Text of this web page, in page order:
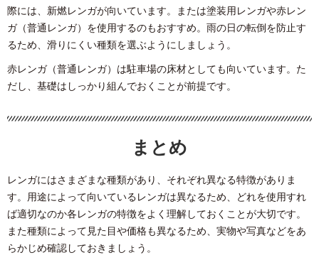
際には、新燃レンガが向いています。または塗装用レンガや赤レン
ガ（普通レンガ）を使用するのもおすすめ。雨の日の転倒を防止す
るため、滑りにくい種類を選ぶようにしましょう。
赤レンガ（普通レンガ）は駐車場の床材としても向いています。た
だし、基礎はしっかり組んでおくことが前提です。
まとめ
レンガにはさまざまな種類があり、それぞれ異なる特徴がありま
す。用途によって向いているレンガは異なるため、どれを使用すれ
ば適切なのか各レンガの特徴をよく理解しておくことが大切です。
また種類によって見た目や価格も異なるため、実物や写真などをあ
らかじめ確認しておきましょう。